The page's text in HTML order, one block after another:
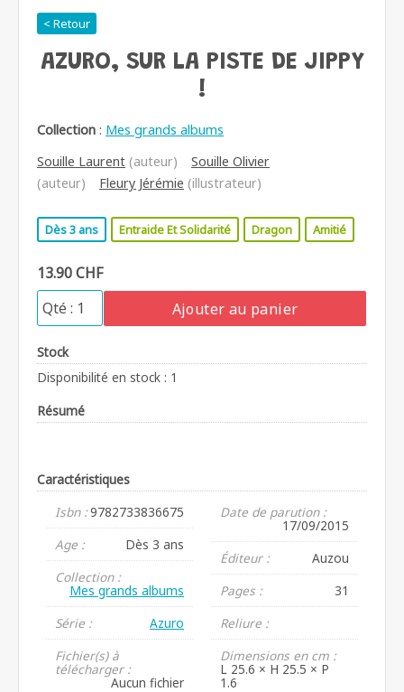
< Retour
AZURO, SUR LA PISTE DE JIPPY
!
Collection : Mes grands albums
Souille Laurent (auteur)
Souille Olivier
(auteur)
Fleury Jérémie (illustrateur)
Dès 3 ans Entraide Et Solidarité Dragon Amitié
13.90 CHF
Ajouter au panier
Stock
Disponibilité en stock : 1
Résumé
Caractéristiques
Isbn :9782733836675
Age :
Dès 3 ans
Collection :
Mes grands albums
Série :
Azuro
Fichier(s) à
télécharger :
Aucun fichier
Date de parution :
17/09/2015
Éditeur :
Auzou
Pages :
31
Reliure :
Dimensions en cm :
L 25.6 × H 25.5 × P
1.6